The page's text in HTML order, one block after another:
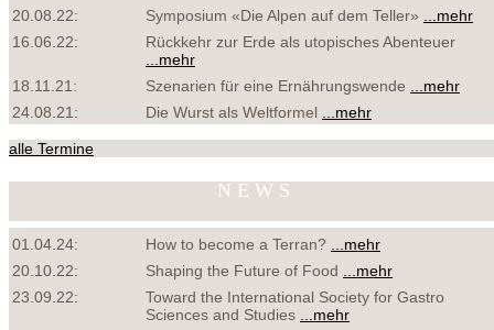
20.08.22:
Symposium «Die Alpen auf dem Teller»
...mehr
16.06.22:
Rückkehr zur Erde als utopisches Abenteuer
...mehr
18.11.21:
Szenarien für eine Ernährungswende
...mehr
24.08.21:
Die Wurst als Weltformel ...mehr
alle Termine
NEWS
01.04.24: How to become a Terran?
...mehr
20.10.22:
Shaping the Future of Food
...mehr
23.09.22:
Toward the International Society for Gastro
Sciences and Studies
...mehr